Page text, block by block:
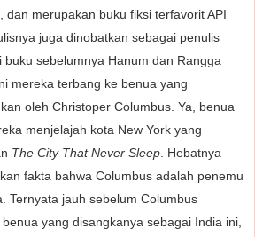
dan merupakan buku fiksi terfavorit API
juga dinobatkan sebagai penulis
sebelumnya Hanum dan Rangga
mereka terbang ke benua yang
oleh Christoper Columbus. Ya, benua
menjelajah kota New York yang
The City That Never Sleep . Hebatnya
fakta bahwa Columbus adalah penemu
Ternyata jauh sebelum Columbus
yang disangkanya sebagai India ini,